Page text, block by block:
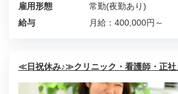
雇用形態
常勤(夜勤あり)
給与
月給：400,000円～
≪日祝休み♪≫クリニック・看護師・正社